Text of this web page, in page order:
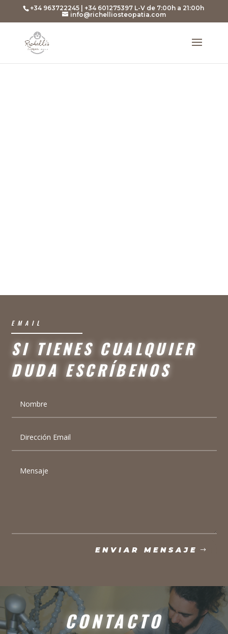
+34 963722245 | +34 601275397 L-V de 7:00h a 21:00h
info@richelliosteopatia.com
EMAIL
SI TIENES CUALQUIER
DUDA ESCRÍBENOS
ENVIAR MENSAJE
CONTACTO